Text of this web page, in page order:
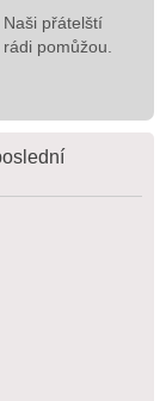
přátelští
rádi pomůžou.